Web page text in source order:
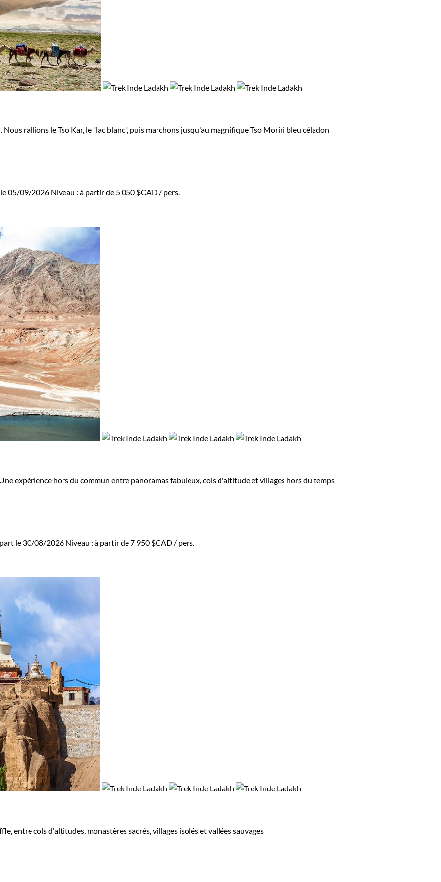
rallions le Tso Kar, le "lac blanc", puis marchons jusqu'au magnifique Tso Moriri bleu céladon
05/09/2026 Niveau : à partir de 5 050 $CAD / pers.
expérience hors du commun entre panoramas fabuleux, cols d'altitude et villages hors du temps
le 30/08/2026 Niveau : à partir de7 950 $CAD / pers.
entre cols d'altitudes, monastères sacrés, villages isolés et vallées sauvages